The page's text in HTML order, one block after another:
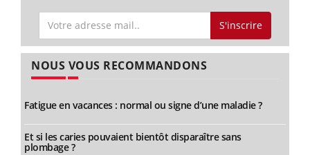
S'inscrire
NOUS VOUS RECOMMANDONS
Fatigue en vacances : normal ou signe d’une maladie ?
Et si les caries pouvaient bientôt disparaître sans
plombage ?